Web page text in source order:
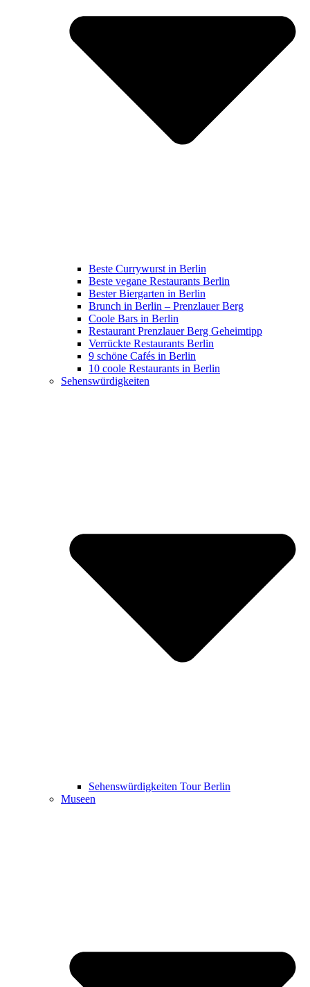
Beste Currywurst in Berlin
Beste vegane Restaurants Berlin
Bester Biergarten in Berlin
Brunch in Berlin – Prenzlauer Berg
Coole Bars in Berlin
Restaurant Prenzlauer Berg Geheimtipp
Verrückte Restaurants Berlin
9 schöne Cafés in Berlin
10 coole Restaurants in Berlin
Sehenswürdigkeiten
Sehenswürdigkeiten Tour Berlin
Museen